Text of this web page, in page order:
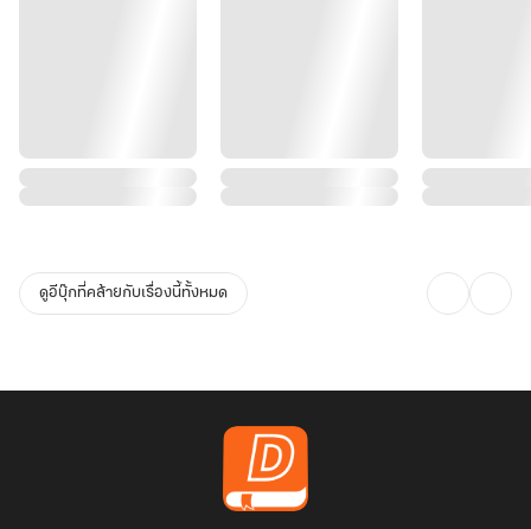
ดูอีบุ๊กที่คล้ายกับเรื่องนี้ทั้งหมด